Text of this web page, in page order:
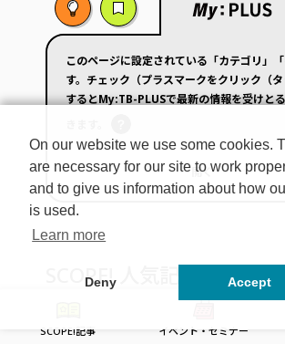
このページに設定されている「カテゴリ」
す。チェック（プラスマークをクリック（
するとMy:TB-PLUSで最新の情報を受けと
開く
SCOPE! 人気記事ランキング
SCOPE!記事 イベント・セミナー
On our website we use some cookies.
are necessary for our site to work
and to give us information about how
is used.
Learn more
Deny Accept